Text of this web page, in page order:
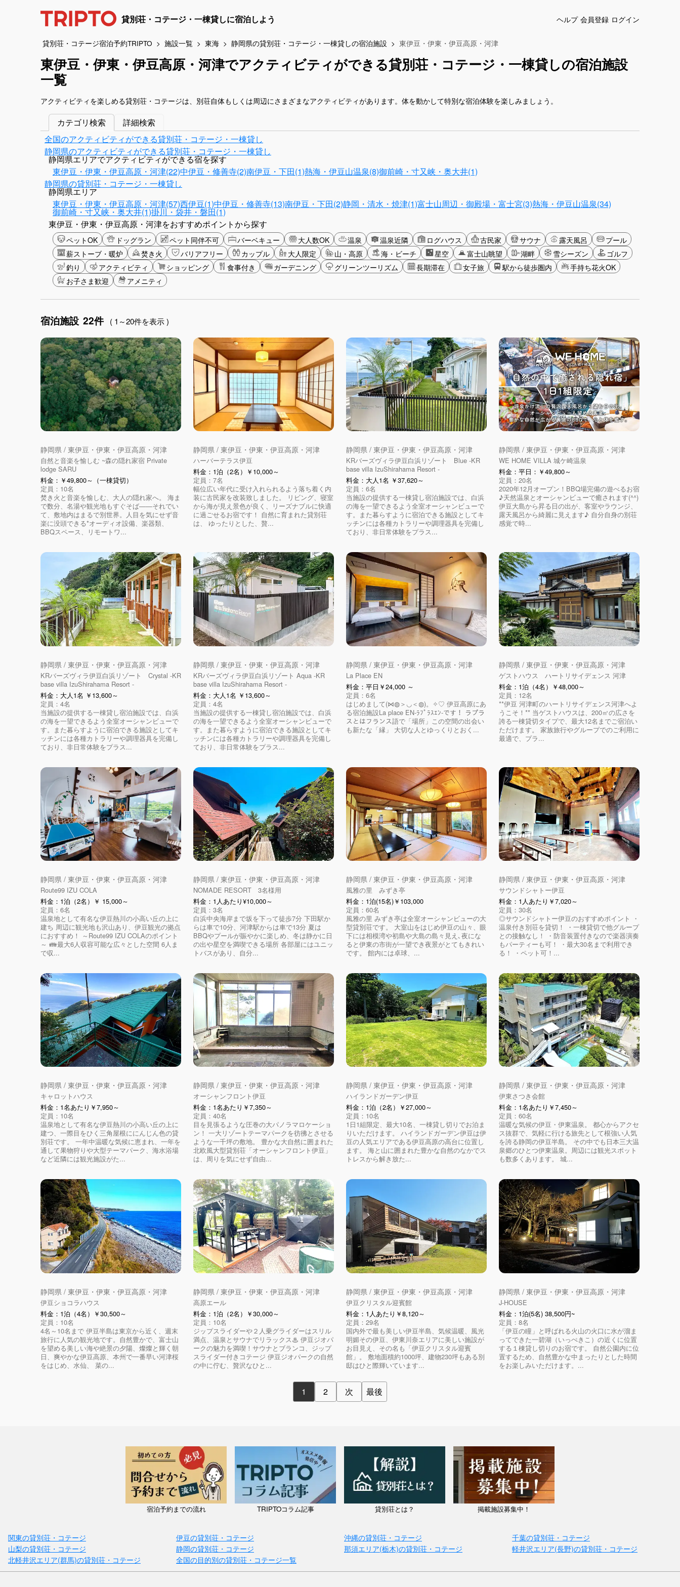
貸別荘・コテージ・一棟貸しに宿泊しよう ヘルプ 会員登録 ログイン
貸別荘・コテージ宿泊予約TRIPTO 施設一覧 東海 静岡県の貸別荘・コテージ・一棟貸しの宿泊施設 東伊豆・伊東・伊豆高原・河津
東伊豆・伊東・伊豆高原・河津でアクティビティができる貸別荘・コテージ・一棟貸しの宿泊施設
一覧
アクティビティを楽しめる貸別荘・コテージは、別荘自体もしくは周辺にさまざまなアクティビティがあります。体を動かして特別な宿泊体験を楽しみましょう。
カテゴリ検索
詳細検索
全国のアクティビティができる貸別荘・コテージ・一棟貸し
静岡県のアクティビティができる貸別荘・コテージ・一棟貸し
静岡県エリアでアクティビティができる宿を探す
東伊豆・伊東・伊豆高原・河津(22)中伊豆・修善寺(2)南伊豆・下田(1)熱海・伊豆山温泉(8)御前崎・寸又峡・奥大井(1)
静岡県の貸別荘・コテージ・一棟貸し
静岡県エリア
東伊豆・伊東・伊豆高原・河津(57)西伊豆(1)中伊豆・修善寺(13)南伊豆・下田(2)静岡・清水・焼津(1)富士山周辺・御殿場・富士宮(3)熱海・伊豆山温泉(34)
御前崎・寸又峡・奥大井(1)掛川・袋井・磐田(1)
東伊豆・伊東・伊豆高原・河津をおすすめポイントから探す
ペットOK ドッグラン ペット同伴不可 バーベキュー 大人数OK 温泉 温泉近隣 ログハウス 古民家 サウナ 露天風呂
プール
薪ストーブ・暖炉
焚き火 バリアフリー カップル 大人限定 山・高原 海・ビーチ 星空 富士山眺望 湖畔 雪シーズン
ゴルフ
釣り
アクティビティ ショッピング 食事付き ガーデニング グリーンツーリズム 長期滞在 女子旅 駅から徒歩圏内
手持ち花火OK
お子さま歓迎
アメニティ
宿泊施設 22件 ( 1～20件を表示 )
静岡県 / 東伊豆・伊東・伊豆高原・河津
自然と音楽を愉しむ ~森の隠れ家宿 Private
lodge SARU
料金：￥49,800～（一棟貸切）
定員：10名
焚き火と音楽を愉しむ、大人の隠れ家へ。 海ま
で数分、名湯や観光地もすぐそば——それでい
て、敷地内はまるで別世界。人目を気にせず音
楽に没頭できる*オーディオ設備、楽器類、
BBQスペース、リモートワ...
静岡県 / 東伊豆・伊東・伊豆高原・河津
ハーバーテラス伊豆
料金：1泊（2名）￥10,000～
定員：7名
幅位広い年代に受け入れられるよう落ち着く内
装に古民家を改装致しました。 リビング、寝室
から海が見え景色が良く、リーズナブルに快適
に過ごせるお宿です！ 自然に育まれた貸別荘
は、 ゆったりとした、贅...
静岡県 / 東伊豆・伊東・伊豆高原・河津
KRバーズヴィラ伊豆白浜リゾート Blue -KR
base villa IzuShirahama Resort -
料金：大人1名 ￥37,620～
定員：6名
当施設の提供する一棟貸し宿泊施設では、白浜
の海を一望できるよう全室オーシャンビューで
す。また暮らすように宿泊できる施設としてキ
ッチンには各種カトラリーや調理器具を完備し
ており、非日常体験をプラス...
静岡県 / 東伊豆・伊東・伊豆高原・河津
WE HOME VILLA 城ケ崎温泉
料金：平日：￥49,800～
定員：20名
2020年12月オープン！BBQ場完備の遊べるお宿
♪天然温泉とオーシャンビューで癒されます(^^)
伊豆大島から昇る日の出が、客室やラウンジ、
露天風呂から綺麗に見えます♪ 自分自身の別荘
感覚で時...
静岡県 / 東伊豆・伊東・伊豆高原・河津
KRバーズヴィラ伊豆白浜リゾート Crystal -KR
base villa IzuShirahama Resort -
料金：大人1名 ￥13,600～
定員：4名
当施設の提供する一棟貸し宿泊施設では、白浜
の海を一望できるよう全室オーシャンビューで
す。また暮らすように宿泊できる施設としてキ
ッチンには各種カトラリーや調理器具を完備し
ており、非日常体験をプラス...
静岡県 / 東伊豆・伊東・伊豆高原・河津
KRバーズヴィラ伊豆白浜リゾート Aqua -KR
base villa IzuShirahama Resort -
料金：大人1名 ￥13,600～
定員：4名
当施設の提供する一棟貸し宿泊施設では、白浜
の海を一望できるよう全室オーシャンビューで
す。また暮らすように宿泊できる施設としてキ
ッチンには各種カトラリーや調理器具を完備し
ており、非日常体験をプラス...
静岡県 / 東伊豆・伊東・伊豆高原・河津
La Place EN
料金：平日￥24,000 ～
定員：6名
はじめまして(⋈◍＞◡＜◍)。✧♡ 伊豆高原にあ
る宿泊施設La place EN-ﾗﾌﾟﾗｽｴﾝ-です！ ラプラ
スとはフランス語で「場所」この空間の出会い
も新たな「縁」 大切な人とゆっくりとおく...
静岡県 / 東伊豆・伊東・伊豆高原・河津
ゲストハウス ハートリサイデェンス 河津
料金：1泊（4名）￥48,000～
定員：12名
**伊豆 河津町のハートリサイデェンス河津へよ
うこそ！** 当ゲストハウスは、200㎡の広さを
誇る一棟貸切タイプで、最大12名までご宿泊い
ただけます。 家族旅行やグループでのご利用に
最適で、プラ...
静岡県 / 東伊豆・伊東・伊豆高原・河津
Route99 IZU COLA
料金：1泊（2名）￥ 15,000～
定員：6名
温泉地として有名な伊豆熱川の小高い丘の上に
建ち 周辺に観光地も沢山あり、伊豆観光の拠点
におすすめ！ ～Route99 IZU COLAのポイント
～ 👪最大6人収容可能な広々とした空間 6人ま
で収...
静岡県 / 東伊豆・伊東・伊豆高原・河津
NOMADE RESORT 3名様用
料金：1人あたり¥10,000～
定員：3名
白浜中央海岸まで坂を下って徒歩7分 下田駅か
らは車で10分、河津駅からは車で13分 夏は
BBQやプールが賑やかに楽しめ、冬は静かに日
の出や星空を満喫できる場所 各部屋にはユニッ
トバスがあり、自分...
静岡県 / 東伊豆・伊東・伊豆高原・河津
風雅の里 みずき亭
料金：1泊(15名)￥103,000
定員：60名
風雅の里 みずき亭は全室オーシャンビューの大
型貸別荘です。 大室山をはじめ伊豆の山々、眼
下には相模湾や初島や大島の島々見え､夜にな
ると伊東の市街が一望でき夜景がとてもきれい
です。 館内には卓球、...
静岡県 / 東伊豆・伊東・伊豆高原・河津
サウンドシャトー伊豆
料金：1人あたり￥7,020～
定員：30名
◎サウンドシャトー伊豆のおすすめポイント ・
温泉付き別荘を貸切！ ・一棟貸切で他グループ
との接触なし！ ・防音装置付きなので楽器演奏
もパーティーも可！ ・最大30名まで利用でき
る！ ・ペット可！...
静岡県 / 東伊豆・伊東・伊豆高原・河津
キャロットハウス
料金：1名あたり￥7,950～
定員：10名
温泉地として有名な伊豆熱川の小高い丘の上に
建つ、一際目をひく三角屋根ににんじん色の貸
別荘です。 一年中温暖な気候に恵まれ、一年を
通して果物狩りや大型テーマパーク、海水浴場
など近隣には観光施設がた...
静岡県 / 東伊豆・伊東・伊豆高原・河津
オーシャンフロント伊豆
料金：1名あたり￥7,350～
定員：40名
目を見張るような圧巻の大パノラマロケーショ
ン！ 一大リゾートテーマパークを彷彿とさせる
ような一千坪の敷地。 豊かな大自然に囲まれた
北欧風大型貸別荘「オーシャンフロント伊豆」
は、周りを気にせず自由...
静岡県 / 東伊豆・伊東・伊豆高原・河津
ハイランドガーデン伊豆
料金：1泊（2名）￥27,000～
定員：10名
1日1組限定、最大10名、一棟貸し切りでお泊ま
りいただけます。 ハイランドガーデン伊豆は伊
豆の人気エリアである伊豆高原の高台に位置し
ます。 海と山に囲まれた豊かな自然のなかでス
トレスから解き放た...
静岡県 / 東伊豆・伊東・伊豆高原・河津
伊東さつき会館
料金：1名あたり￥7,450～
定員：60名
温暖な気候の伊豆・伊東温泉。 都心からアクセ
ス抜群で、気軽に行ける旅先として根強い人気
を誇る静岡の伊豆半島。 その中でも日本三大温
泉郷のひとつ伊東温泉。周辺には観光スポット
も数多くあります。 城...
静岡県 / 東伊豆・伊東・伊豆高原・河津
伊豆ショコラハウス
料金：1泊（4名）￥30,500～
定員：10名
4名～10名まで 伊豆半島は東京から近く、週末
旅行に人気の観光地です。自然豊かで、富士山
を望める美しい海や絶景の夕陽、燦燦と輝く朝
日、爽やかな伊豆高原、本州で一番早い河津桜
をはじめ、水仙、 菜の...
静岡県 / 東伊豆・伊東・伊豆高原・河津
高原エール
料金：1泊（2名）￥30,000～
定員：10名
ジップスライダーや２人乗グライダーはスリル
満点、温泉とサウナでリラックス♨ 伊豆ジオパ
ークの魅力を満喫！サウナとブランコ、ジップ
スライダー付きコテージ 伊豆ジオパークの自然
の中に佇む、贅沢なひと...
静岡県 / 東伊豆・伊東・伊豆高原・河津
伊豆クリスタル迎賓館
料金：1人あたり￥8,120～
定員：29名
国内外で最も美しい伊豆半島、気候温暖、風光
明媚その伊豆、伊東川奈エリアに美しい施設が
お目見え、その名も「伊豆クリスタル迎賓
館」。 敷地面積約1000坪、建物230坪もある別
邸はひと際輝いています...
静岡県 / 東伊豆・伊東・伊豆高原・河津
J-HOUSE
料金：1泊(5名) 38,500円~
定員：8名
「伊豆の瞳」と呼ばれる火山の火口に水が溜ま
ってできた一碧湖（いっぺきこ）の近くに位置
する１棟貸し切りのお宿です。 自然公園内に位
置するため、自然豊かな中まったりとした時間
をお楽しみいただけます。...
1 2 次 最後
宿泊予約までの流れ TRIPTOコラム記事 貸別荘とは？ 掲載施設募集中！
関東の貸別荘・コテージ 伊豆の貸別荘・コテージ 沖縄の貸別荘・コテージ
千葉の貸別荘・コテージ
山梨の貸別荘・コテージ
静岡の貸別荘・コテージ 那須エリア(栃木)の貸別荘・コテージ
軽井沢エリア(長野)の貸別荘・コテージ
北軽井沢エリア(群馬)の貸別荘・コテージ
全国の目的別の貸別荘・コテージ一覧